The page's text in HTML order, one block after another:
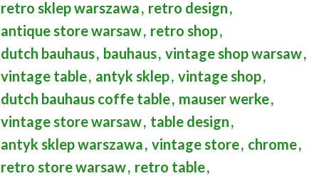
retro sklep warszawa, retro design,
antique store warsaw, retro shop,
dutch bauhaus, bauhaus, vintage shop warsaw,
vintage table, antyk sklep, vintage shop,
dutch bauhaus coffe table, mauser werke,
vintage store warsaw, table design,
antyk sklep warszawa, vintage store, chrome,
retro store warsaw, retro table,